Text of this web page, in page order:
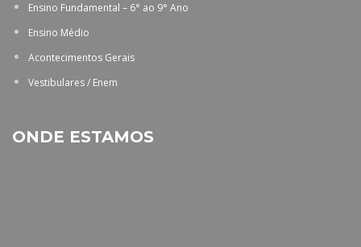
Ensino Fundamental – 6° ao 9° Ano
Ensino Médio
Acontecimentos Gerais
Vestibulares / Enem
ONDE ESTAMOS